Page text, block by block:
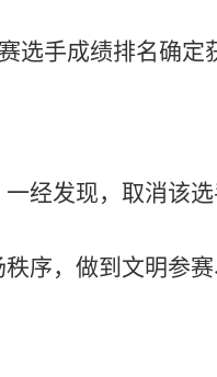
选手成绩排名确定
经发现，取消该选
序，做到文明参赛